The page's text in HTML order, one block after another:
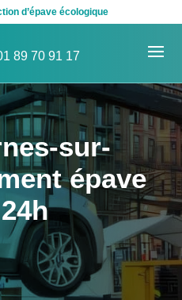
d’épave écologique
89 70 91 17
sur-
épave